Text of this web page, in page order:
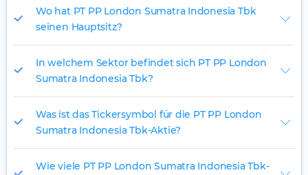
Wo hat PT PP London Sumatra Indonesia Tbk
seinen Hauptsitz?
In welchem Sektor befindet sich PT PP London
Sumatra Indonesia Tbk?
Was ist das Tickersymbol für die PT PP London
Sumatra Indonesia Tbk-Aktie?
Wie viele PT PP London Sumatra Indonesia Tbk-